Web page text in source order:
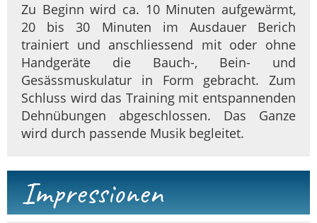
Zu Beginn wird ca. 10 Minuten aufgewärmt,
20 bis 30 Minuten im Ausdauer Berich
trainiert und anschliessend mit oder ohne
Handgeräte die Bauch-, Bein- und
Gesässmuskulatur in Form gebracht. Zum
Schluss wird das Training mit entspannenden
Dehnübungen abgeschlossen. Das Ganze
wird durch passende Musik begleitet.
Impressionen